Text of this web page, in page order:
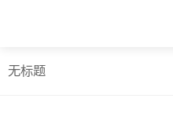
无标题